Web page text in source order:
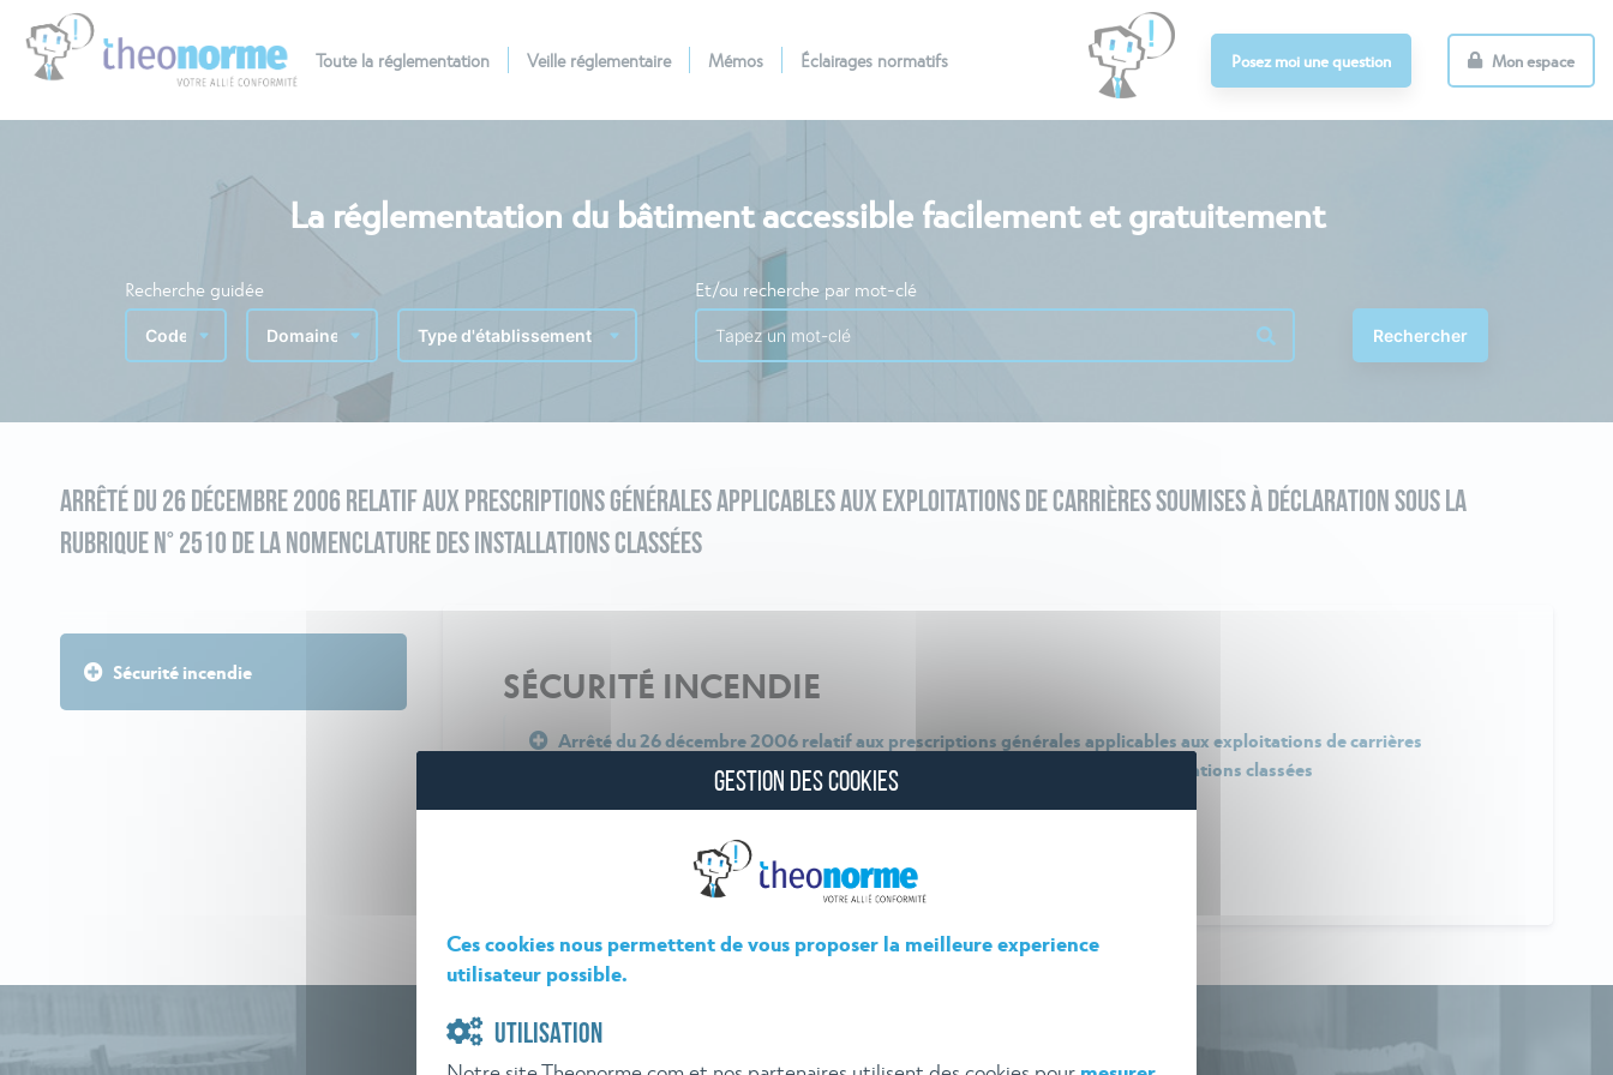
Toute la réglementation Veille réglementaire Mémos Éclairages normatifs Posez moi une question Mon espace
La réglementation du bâtiment accessible facilement et gratuitement
Recherche guidée Et/ou recherche par mot-clé
Rechercher
ARRÊTÉ DU 26 DÉCEMBRE 2006 RELATIF AUX PRESCRIPTIONS GÉNÉRALES APPLICABLES AUX EXPLOITATIONS DE CARRIÈRES SOUMISES À DÉCLARATION SOUS LA
RUBRIQUE N° 2510 DE LA NOMENCLATURE DES INSTALLATIONS CLASSÉES
Sécurité incendie SÉCURITÉ INCENDIE
Arrêté du 26 décembre 2006 relatif aux prescriptions générales applicables aux exploitations de carrières
soumises à déclaration sous la rubrique n° 2510 de la nomenclature des installations classées
GESTION DES COOKIES
Ces cookies nous permettent de vous proposer la meilleure experience
utilisateur possible.
UTILISATION